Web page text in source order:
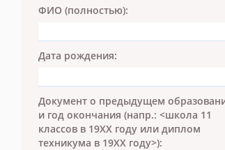
ФИО (полностью):
Дата рождения:
Документ о предыдущем
и год окончания (напр.: <школа 11
классов в 19ХХ году или диплом
техникума в 19ХХ году>):